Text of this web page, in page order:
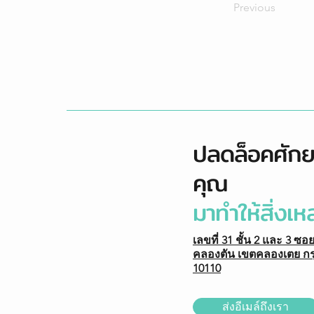
Previous
ปลดล็อคศัก
คุณ
มาทำให้สิ่งเ
เลขที่ 31 ชั้น 2 และ 3 ซ
คลองตัน เขตคลองเตย
10110
ส่งอีเมล์ถึงเรา